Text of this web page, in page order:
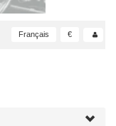
Français €